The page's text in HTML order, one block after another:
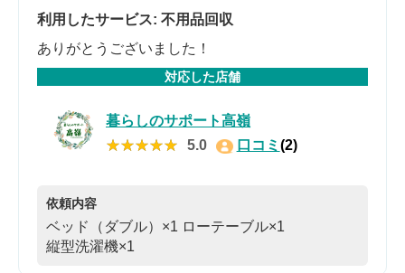
利用したサービス: 不用品回収
ありがとうございました！
対応した店舗
暮らしのサポート高嶺
★★★★★
★★★★★ 5.0 口コミ (2)
依頼内容
ベッド（ダブル）×1 ローテーブル×1
縦型洗濯機×1